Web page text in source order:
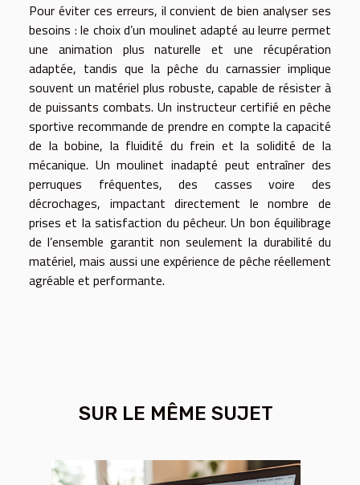
Pour éviter ces erreurs, il convient de bien analyser ses
besoins : le choix d’un moulinet adapté au leurre permet
une animation plus naturelle et une récupération
adaptée, tandis que la pêche du carnassier implique
souvent un matériel plus robuste, capable de résister à
de puissants combats. Un instructeur certifié en pêche
sportive recommande de prendre en compte la capacité
de la bobine, la fluidité du frein et la solidité de la
mécanique. Un moulinet inadapté peut entraîner des
perruques fréquentes, des casses voire des
décrochages, impactant directement le nombre de
prises et la satisfaction du pêcheur. Un bon équilibrage
de l’ensemble garantit non seulement la durabilité du
matériel, mais aussi une expérience de pêche réellement
agréable et performante.
SUR LE MÊME SUJET